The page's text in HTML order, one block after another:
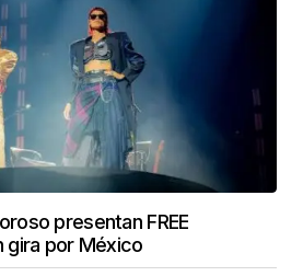
presentan FREE
gira por México